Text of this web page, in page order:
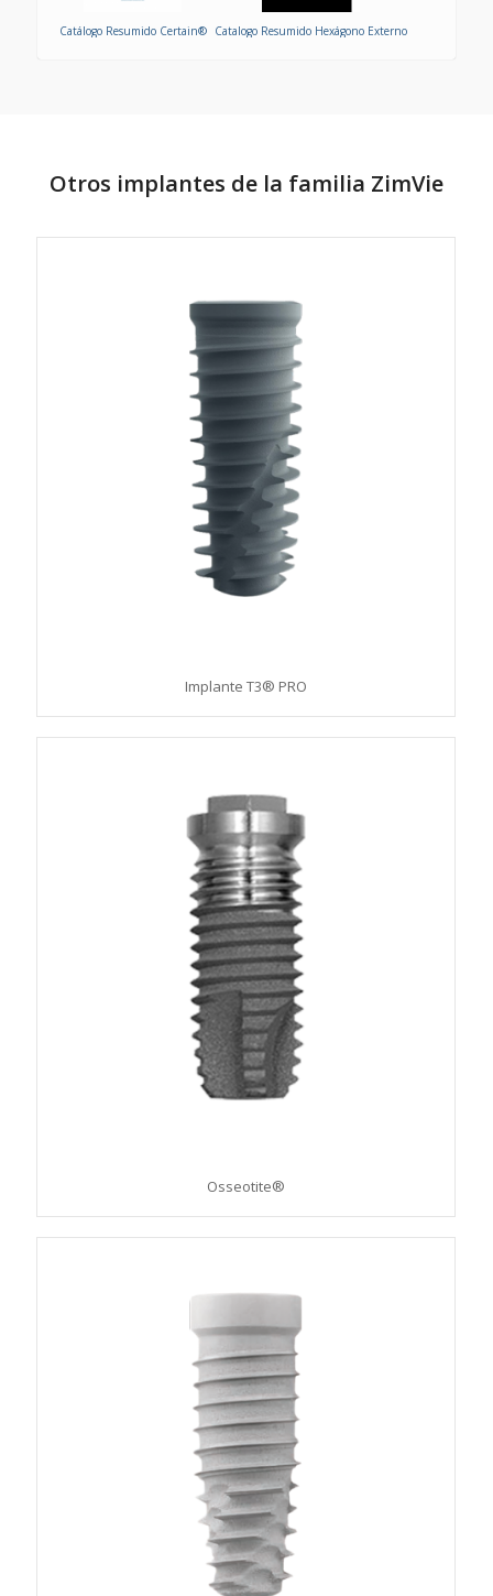
Catálogo Resumido Certain® Catalogo Resumido Hexágono Externo
Otros implantes de la familia ZimVie
Implante T3® PRO
Osseotite®